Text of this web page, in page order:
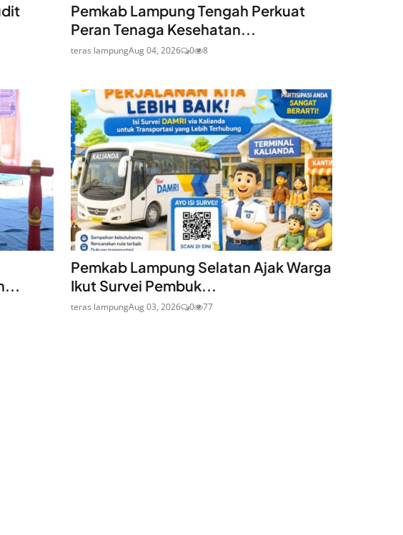
Pemkab Lampung Tengah Perkuat
Peran Tenaga Kesehatan...
teras lampungAug 04, 2026 0 8
Pemkab Lampung Selatan Ajak Warga
Ikut Survei Pembuk...
teras lampungAug 03, 2026 0 77